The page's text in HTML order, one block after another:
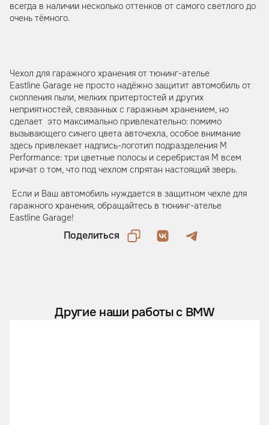
всегда в наличии несколько оттенков от самого светлого до
очень тёмного.
Чехол для гаражного хранения от тюнинг-ателье
Eastline Garage не просто надёжно защитит автомобиль от
скопления пыли, мелких притертостей и других
неприятностей, связанных с гаражным хранением, но
сделает это максимально привлекательно: помимо
вызывающего синего цвета авточехла, особое внимание
здесь привлекает надпись-логотип подразделения M
Performance: три цветные полосы и серебристая М всем
кричат о том, что под чехлом спрятан настоящий зверь.
Если и Ваш автомобиль нуждается в защитном чехле для
гаражного хранения, обращайтесь в тюнинг-ателье
Eastline Garage!
Поделиться
Другие наши работы с BMW